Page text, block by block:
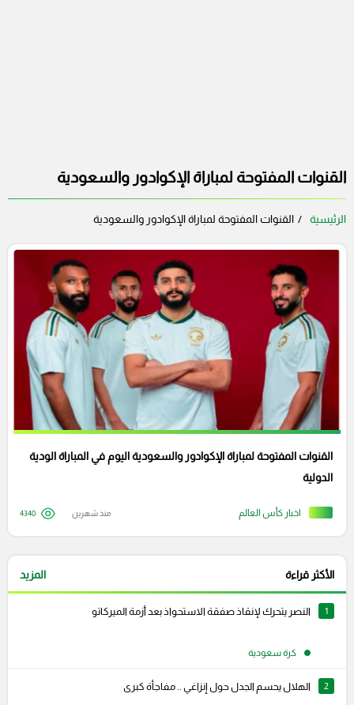
القنوات المفتوحة لمباراة الإكوادور والسعودية
الرئيسية القنوات المفتوحة لمباراة الإكوادور والسعودية
اخبار كأس العالم
القنوات المفتوحة لمباراة الإكوادور والسعودية اليوم في المباراة الودية
الدولية
منذ شهرين 4340
الأكثر قراءة المزيد
1 النصر يتحرك لإنقاذ صفقة الاستحواذ بعد أزمة الميركاتو
كرة سعودية
2 الهلال يحسم الجدل حول إنزاغي .. مفاجأة كبرى